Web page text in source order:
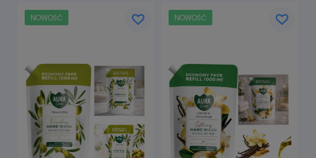
NOWOŚĆ NOWOŚĆ